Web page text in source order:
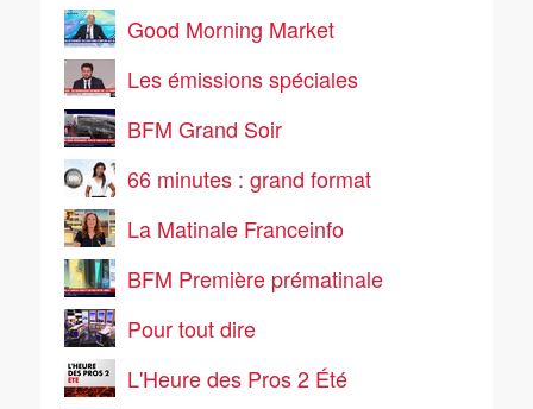
Good Morning Market
Les émissions spéciales
BFM Grand Soir
66 minutes : grand format
La Matinale Franceinfo
BFM Première prématinale
Pour tout dire
L'Heure des Pros 2 Été